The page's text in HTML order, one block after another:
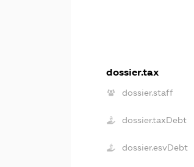
dossier.tax
dossier.staff
dossier.taxDebt
dossier.esvDebt